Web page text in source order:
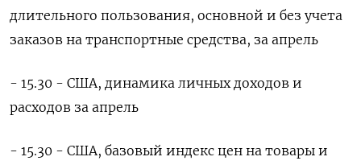
длительного пользования, основной и без учета
заказов на транспортные средства, за апрель
- 15.30 - США, динамика личных доходов и
расходов за апрель
- 15.30 - США, базовый ​индекс цен на товары и